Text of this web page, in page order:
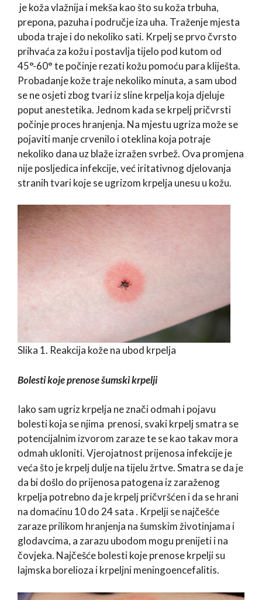
je koža vlažnija i mekša kao što su koža trbuha,
prepona, pazuha i područje iza uha. Traženje mjesta
uboda traje i do nekoliko sati. Krpelj se prvo čvrsto
prihvaća za kožu i postavlja tijelo pod kutom od
45°-60° te počinje rezati kožu pomoću para kliješta.
Probadanje kože traje nekoliko minuta, a sam ubod
se ne osjeti zbog tvari iz sline krpelja koja djeluje
poput anestetika. Jednom kada se krpelj pričvrsti
počinje proces hranjenja. Na mjestu ugriza može se
pojaviti manje crvenilo i oteklina koja potraje
nekoliko dana uz blaže izražen svrbež. Ova promjena
nije posljedica infekcije, već iritativnog djelovanja
stranih tvari koje se ugrizom krpelja unesu u kožu.
Slika 1. Reakcija kože na ubod krpelja
Bolesti koje prenose šumski krpelji
Iako sam ugriz krpelja ne znači odmah i pojavu
bolesti koja se njima prenosi, svaki krpelj smatra se
potencijalnim izvorom zaraze te se kao takav mora
odmah ukloniti. Vjerojatnost prijenosa infekcije je
veća što je krpelj dulje na tijelu žrtve. Smatra se da je
da bi došlo do prijenosa patogena iz zaraženog
krpelja potrebno da je krpelj pričvršćen i da se hrani
na domaćinu 10 do 24 sata . Krpelji se najčešće
zaraze prilikom hranjenja na šumskim životinjama i
glodavcima, a zarazu ubodom mogu prenijeti i na
čovjeka. Najčešće bolesti koje prenose krpelji su
lajmska borelioza i krpeljni meningoencefalitis.